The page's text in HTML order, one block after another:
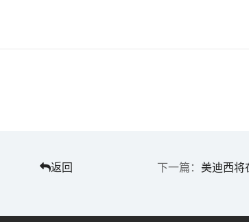
返回 美迪西将在